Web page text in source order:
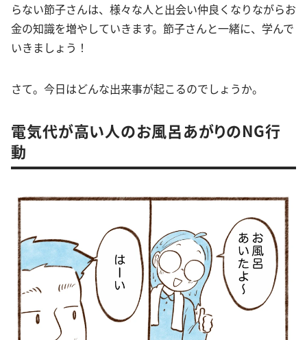
らない節子さんは、様々な人と出会い仲良くなりながらお
金の知識を増やしていきます。節子さんと一緒に、学んで
いきましょう！
さて。今日はどんな出来事が起こるのでしょうか。
電気代が高い人のお風呂あがりのNG行
動